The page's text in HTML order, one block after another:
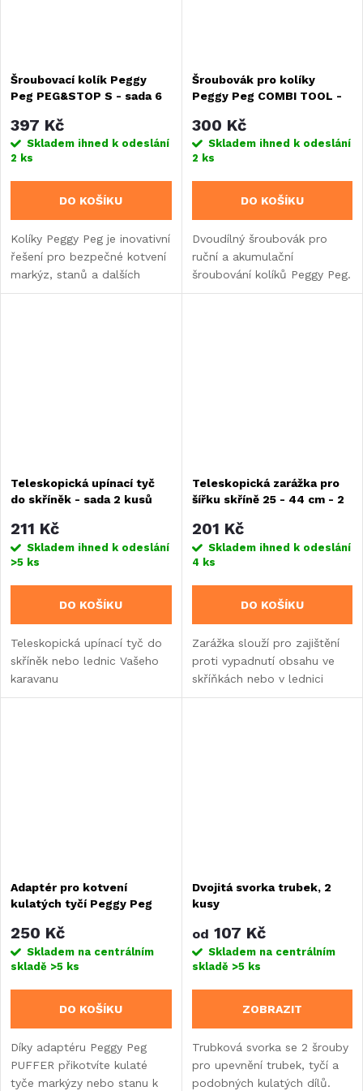
Šroubovací kolík Peggy
Peg PEG&STOP S - sada 6
397 Kč
Skladem ihned k odeslání
2 ks
DO KOŠÍKU
Kolíky Peggy Peg je inovativní
řešení pro bezpečné kotvení
markýz, stanů a dalších
prvků při kempování. 6 x
Šroubovák pro kolíky
Peggy Peg COMBI TOOL -
300 Kč
Skladem ihned k odeslání
2 ks
DO KOŠÍKU
Dvoudílný šroubovák pro
ruční a akumulační
šroubování kolíků Peggy Peg.
Teleskopická upínací tyč
do skříněk - sada 2 kusů
211 Kč
Skladem ihned k odeslání
>5 ks
DO KOŠÍKU
Teleskopická upínací tyč do
skříněk nebo lednic Vašeho
karavanu
Teleskopická zarážka pro
šířku skříně 25 - 44 cm - 2
201 Kč
Skladem ihned k odeslání
4 ks
DO KOŠÍKU
Zarážka slouží pro zajištění
proti vypadnutí obsahu ve
skříňkách nebo v lednici
obytného vozu.
Adaptér pro kotvení
kulatých tyčí Peggy Peg
kusů
250 Kč
Skladem na centrálním
skladě >5 ks
DO KOŠÍKU
Díky adaptéru Peggy Peg
PUFFER přikotvíte kulaté
tyče markýzy nebo stanu k
Dvojitá svorka trubek, 2
kusy
od 107 Kč
Skladem na centrálním
skladě >5 ks
ZOBRAZIT
Trubková svorka se 2 šrouby
pro upevnění trubek, tyčí a
podobných kulatých dílů.